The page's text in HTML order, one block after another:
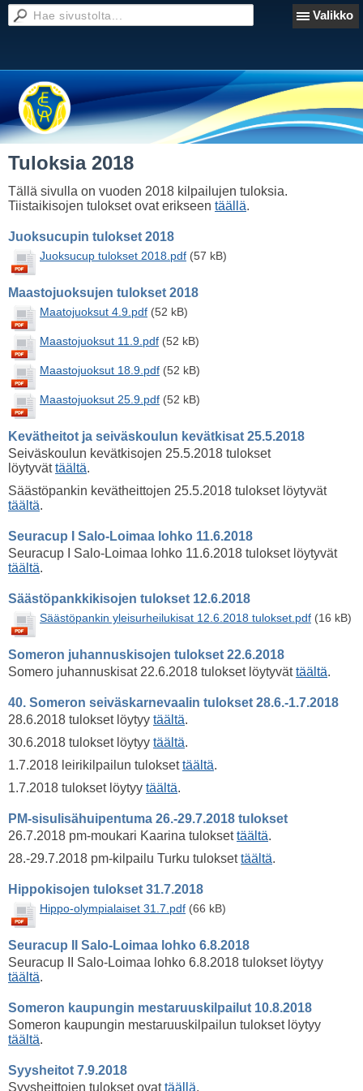
Valikko
Tuloksia 2018
Tällä sivulla on vuoden 2018 kilpailujen tuloksia.
Tiistaikisojen tulokset ovat erikseen täällä.
Juoksucupin tulokset 2018
Juoksucup tulokset 2018.pdf (57 kB)
Maastojuoksujen tulokset 2018
Maatojuoksut 4.9.pdf (52 kB)
Maastojuoksut 11.9.pdf (52 kB)
Maastojuoksut 18.9.pdf (52 kB)
Maastojuoksut 25.9.pdf (52 kB)
Kevätheitot ja seiväskoulun kevätkisat 25.5.2018
Seiväskoulun kevätkisojen 25.5.2018 tulokset
löytyvättäältä.
Säästöpankin kevätheittojen 25.5.2018 tulokset löytyvät
täältä.
Seuracup I Salo-Loimaa lohko 11.6.2018
Seuracup I Salo-Loimaa lohko 11.6.2018 tulokset löytyvät
täältä.
Säästöpankkikisojen tulokset 12.6.2018
Säästöpankin yleisurheilukisat 12.6.2018 tulokset.pdf (16 kB)
Someron juhannuskisojen tulokset 22.6.2018
Somero juhannuskisat 22.6.2018 tulokset löytyvättäältä.
40. Someron seiväskarnevaalin tulokset 28.6.-1.7.2018
28.6.2018 tulokset löytyy täältä.
30.6.2018 tulokset löytyy täältä.
1.7.2018 leirikilpailun tuloksettäältä.
1.7.2018 tulokset löytyy täältä.
PM-sisulisähuipentuma 26.-29.7.2018 tulokset
26.7.2018 pm-moukari Kaarina tuloksettäältä.
28.-29.7.2018 pm-kilpailu Turku tuloksettäältä.
Hippokisojen tulokset 31.7.2018
Hippo-olympialaiset 31.7.pdf (66 kB)
Seuracup II Salo-Loimaa lohko 6.8.2018
Seuracup II Salo-Loimaa lohko 6.8.2018 tulokset löytyy
täältä.
Someron kaupungin mestaruuskilpailut 10.8.2018
Someron kaupungin mestaruuskilpailun tulokset löytyy
täältä.
Syysheitot 7.9.2018
Syysheittojen tulokset ovattäällä.